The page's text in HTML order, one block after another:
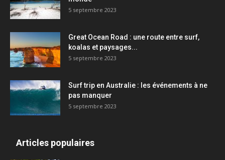
5 septembre 2023
Great Ocean Road : une route entre surf,
koalas et paysages...
5 septembre 2023
Surf trip en Australie : les événements à ne
pas manquer
5 septembre 2023
Articles populaires